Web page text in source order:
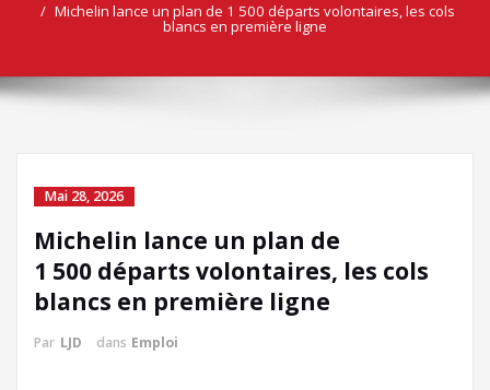
Michelin lance un plan de 1 500 départs volontaires, les cols
blancs en première ligne
Mai 28, 2026
Michelin lance un plan de
1 500 départs volontaires, les cols
blancs en première ligne
Par LJD dans Emploi